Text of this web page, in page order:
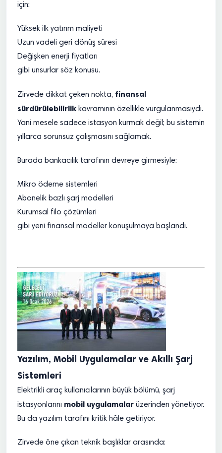
için:
Yüksek ilk yatırım maliyeti
Uzun vadeli geri dönüş süresi
Değişken enerji fiyatları
gibi unsurlar söz konusu.
Zirvede dikkat çeken nokta, finansal
sürdürülebilirlik kavramının özellikle vurgulanmasıydı.
Yani mesele sadece istasyon kurmak değil; bu sistemin
yıllarca sorunsuz çalışmasını sağlamak.
Burada bankacılık tarafının devreye girmesiyle:
Mikro ödeme sistemleri
Abonelik bazlı şarj modelleri
Kurumsal filo çözümleri
gibi yeni finansal modeller konuşulmaya başlandı.
Yazılım, Mobil Uygulamalar ve Akıllı Şarj
Sistemleri
Elektrikli araç kullanıcılarının büyük bölümü, şarj
istasyonlarını mobil uygulamalar üzerinden yönetiyor.
Bu da yazılım tarafını kritik hâle getiriyor.
Zirvede öne çıkan teknik başlıklar arasında: